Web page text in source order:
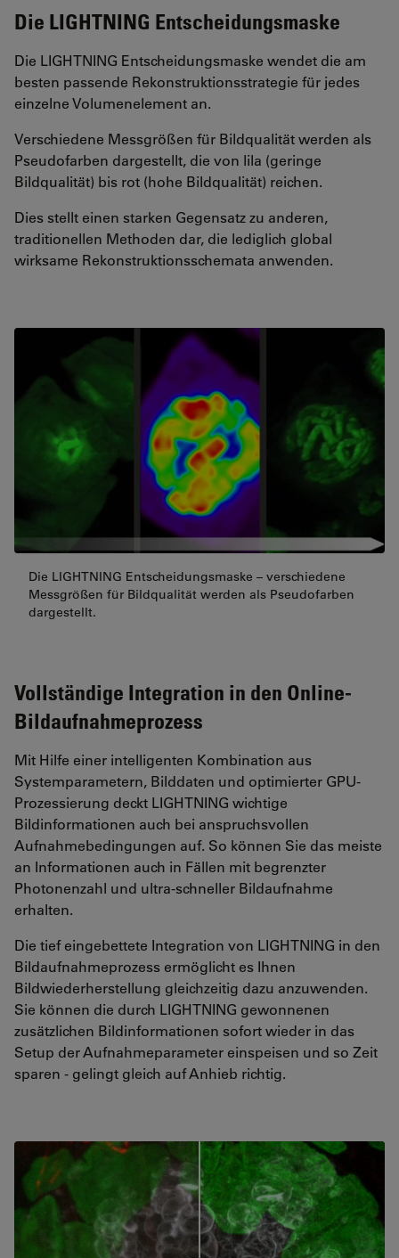
Die LIGHTNING Entscheidungsmaske
Die LIGHTNING Entscheidungsmaske wendet die am
besten passende Rekonstruktionsstrategie für jedes
einzelne Volumenelement an.
Verschiedene Messgrößen für Bildqualität werden als
Pseudofarben dargestellt, die von lila (geringe
Bildqualität) bis rot (hohe Bildqualität) reichen.
Dies stellt einen starken Gegensatz zu anderen,
traditionellen Methoden dar, die lediglich global
wirksame Rekonstruktionsschemata anwenden.
Die LIGHTNING Entscheidungsmaske – verschiedene
Messgrößen für Bildqualität werden als Pseudofarben
dargestellt.
Vollständige Integration in den Online-
Bildaufnahmeprozess
Mit Hilfe einer intelligenten Kombination aus
Systemparametern, Bilddaten und optimierter GPU-
Prozessierung deckt LIGHTNING wichtige
Bildinformationen auch bei anspruchsvollen
Aufnahmebedingungen auf. So können Sie das meiste
an Informationen auch in Fällen mit begrenzter
Photonenzahl und ultra-schneller Bildaufnahme
erhalten.
Die tief eingebettete Integration von LIGHTNING in den
Bildaufnahmeprozess ermöglicht es Ihnen
Bildwiederherstellung gleichzeitig dazu anzuwenden.
Sie können die durch LIGHTNING gewonnenen
zusätzlichen Bildinformationen sofort wieder in das
Setup der Aufnahmeparameter einspeisen und so Zeit
sparen - gelingt gleich auf Anhieb richtig.